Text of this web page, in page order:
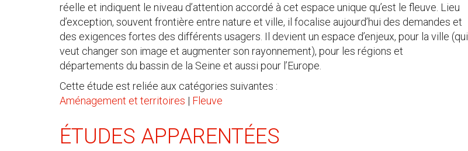
réelle et indiquent le niveau d’attention accordé à cet espace unique qu’est le fleuve. Lieu
d’exception, souvent frontière entre nature et ville, il focalise aujourd’hui des demandes et
des exigences fortes des différents usagers. Il devient un espace d’enjeux, pour la ville (qui
veut changer son image et augmenter son rayonnement), pour les régions et
départements du bassin de la Seine et aussi pour l’Europe.
Cette étude est reliée aux catégories suivantes :
Aménagement et territoires | Fleuve
ÉTUDES APPARENTÉES